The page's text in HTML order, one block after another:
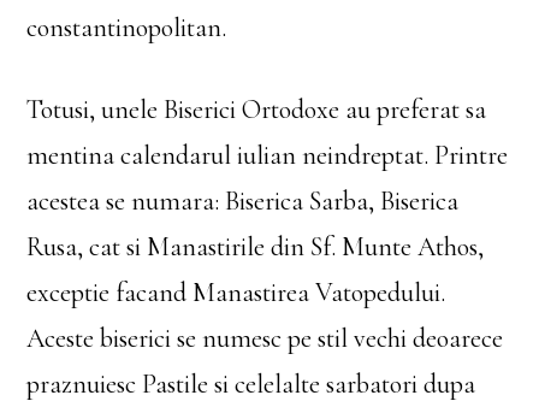
constantinopolitan.
Totusi, unele Biserici Ortodoxe au preferat sa
mentina calendarul iulian neindreptat. Printre
acestea se numara: Biserica Sarba, Biserica
Rusa, cat si Manastirile din Sf. Munte Athos,
exceptie facand Manastirea Vatopedului.
Aceste biserici se numesc pe stil vechi deoarece
praznuiesc Pastile si celelalte sarbatori dupa